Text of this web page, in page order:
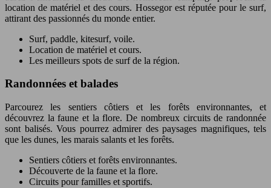
location de matériel et des cours. Hossegor est réputée pour le surf,
attirant des passionnés du monde entier.
Surf, paddle, kitesurf, voile.
Location de matériel et cours.
Les meilleurs spots de surf de la région.
Randonnées et balades
Parcourez les sentiers côtiers et les forêts environnantes, et
découvrez la faune et la flore. De nombreux circuits de randonnée
sont balisés. Vous pourrez admirer des paysages magnifiques, tels
que les dunes, les marais salants et les forêts.
Sentiers côtiers et forêts environnantes.
Découverte de la faune et la flore.
Circuits pour familles et sportifs.